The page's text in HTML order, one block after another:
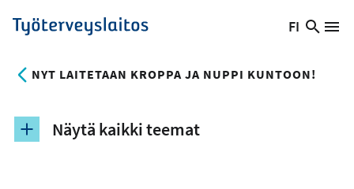
Hyppää
pääsisältöön
Työterveyslaitos
Vaihda
nykyinen
kieli:
FI
Hae
NYT LAITETAAN KROPPA JA NUPPI KUNTOON!
Näytä kaikki teemat